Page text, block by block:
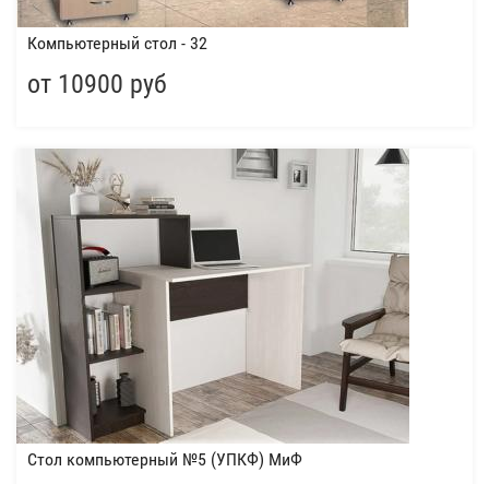
Компьютерный стол - 32
от 10900 руб
Стол компьютерный №5 (УПКФ) МиФ